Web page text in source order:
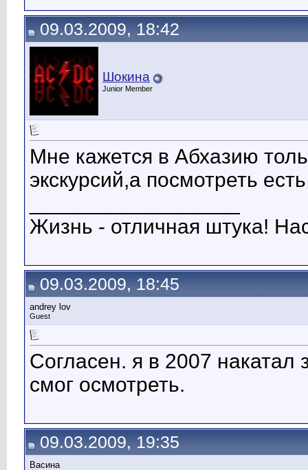
09.03.2009, 18:42
Шокина
Junior Member
Мне кажется в Абхазию
экскурсий,а посмотреть
Жизнь - отличная штука!
09.03.2009, 18:45
andrey lov
Guest
Согласен. я в 2007 накатал
смог осмотреть.
09.03.2009, 19:35
Васина